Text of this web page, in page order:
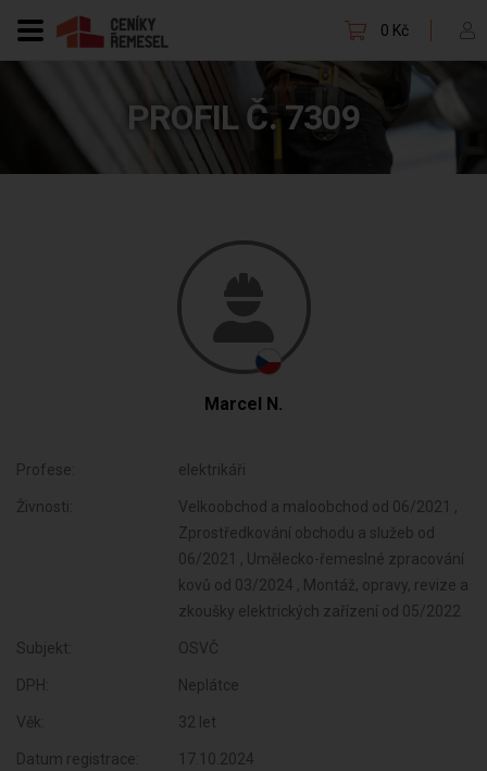
0 Kč
PROFIL Č. 7309
Marcel N.
Profese: elektrikáři
Živnosti:
Velkoobchod a maloobchod od 06/2021 ,
Zprostředkování obchodu a služeb od
06/2021 , Umělecko-řemeslné zpracování
kovů od 03/2024 , Montáž, opravy, revize a
zkoušky elektrických zařízení od 05/2022
Subjekt: OSVČ
DPH: Neplátce
Věk: 32 let
Datum registrace: 17.10.2024